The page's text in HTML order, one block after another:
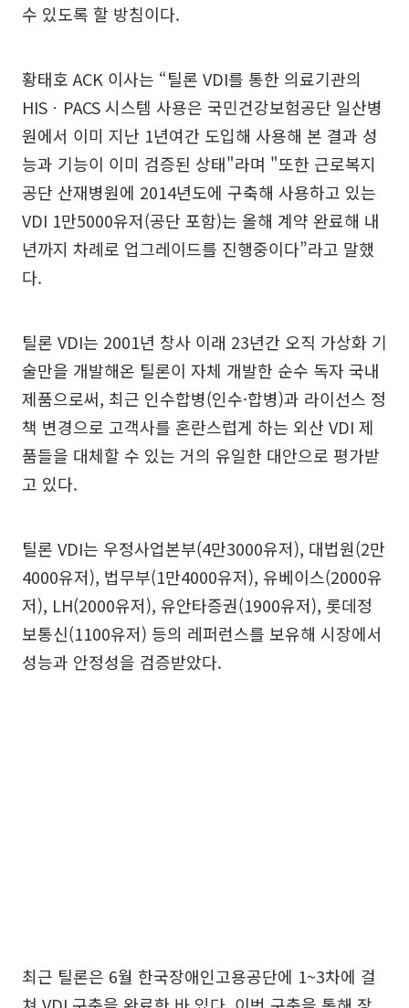
수 있도록 할 방침이다.
황태호 ACK 이사는 “틸론 VDI를 통한 의료기관의
HISㆍPACS 시스템 사용은 국민건강보험공단 일산병
원에서 이미 지난 1년여간 도입해 사용해 본 결과 성
능과 기능이 이미 검증된 상태"라며 "또한 근로복지
공단 산재병원에 2014년도에 구축해 사용하고 있는
VDI 1만5000유저(공단 포함)는 올해 계약 완료해 내
년까지 차례로 업그레이드를 진행중이다”라고 말했
다.
틸론 VDI는 2001년 창사 이래 23년간 오직 가상화 기
술만을 개발해온 틸론이 자체 개발한 순수 독자 국내
제품으로써, 최근 인수합병(인수·합병)과 라이선스 정
책 변경으로 고객사를 혼란스럽게 하는 외산 VDI 제
품들을 대체할 수 있는 거의 유일한 대안으로 평가받
고 있다.
틸론 VDI는 우정사업본부(4만3000유저), 대법원(2만
4000유저), 법무부(1만4000유저), 유베이스(2000유
저), LH(2000유저), 유안타증권(1900유저), 롯데정
보통신(1100유저) 등의 레퍼런스를 보유해 시장에서
성능과 안정성을 검증받았다.
최근 틸론은 6월 한국장애인고용공단에 1~3차에 걸